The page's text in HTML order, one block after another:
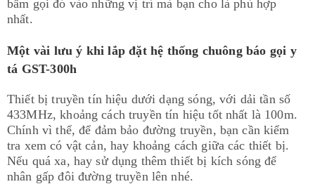
bấm gọi đó vào những vị trí mà bạn cho là phù hợp
nhất.
Một vài lưu ý khi lắp đặt hệ thống chuông báo gọi y
tá GST-300h
Thiết bị truyền tín hiệu dưới dạng sóng, với dải tần số
433MHz, khoảng cách truyền tín hiệu tốt nhất là 100m.
Chính vì thế, để đảm bảo đường truyền, bạn cần kiểm
tra xem có vật cản, hay khoảng cách giữa các thiết bị.
Nếu quá xa, hay sử dụng thêm thiết bị kích sóng để
nhân gấp đôi đường truyền lên nhé.